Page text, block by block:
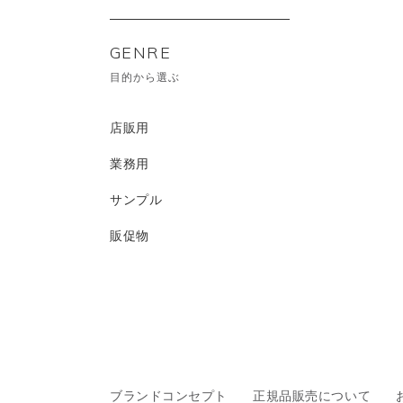
GENRE
目的から選ぶ
店販用
業務用
サンプル
販促物
ブランドコンセプト 正規品販売について